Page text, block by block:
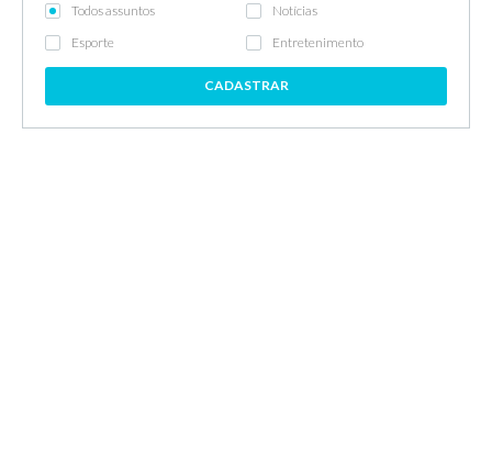
Todos assuntos
Notícias
Esporte
Entretenimento
CADASTRAR